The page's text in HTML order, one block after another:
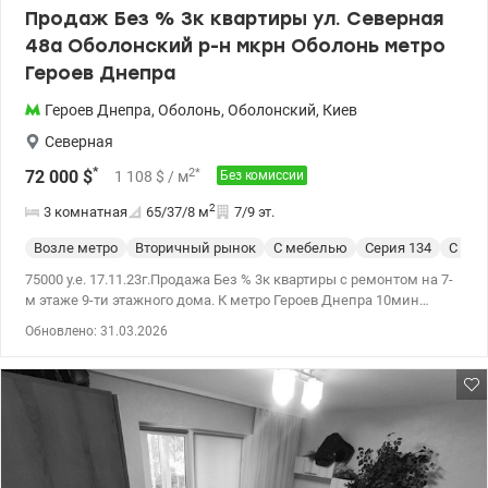
Продаж Без % 3к квартиры ул. Северная
48а Оболонский р-н мкрн Оболонь метро
Героев Днепра
Героев Днепра, Оболонь, Оболонский, Киев
Северная
72 000 $* 1 108 $ / м2* Без комиссии
3 комнатная 65/37/8 м2 7/9 эт.
Возле метро Вторичный рынок С мебелью Cерия 134
С
75000 у.е. 17.11.23г.Продажа Без % 3к квартиры с ремонтом на 7-
м этаже 9-ти этажного дома. К метро Героев Днепра 10мин
мебелью (шкаф, кровать, комод, спальный гарнитур, трюмо.)
Также присутствует вся необходимая бытовая техника
(посудомоечная и стиральная машина, газовая плита и духовой
шкаф, 4 кондиционера, душевой бокс) В доме есть домофон,
камера наблюдения и еще одна дверь в парадном на
Обновлено: 31.03.2026